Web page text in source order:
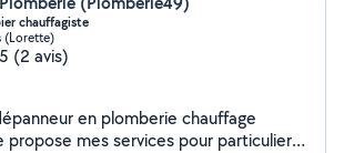
chauffagiste
(Lorette)
(2 avis)
en plomberie chauffage
propose mes services pour particulier